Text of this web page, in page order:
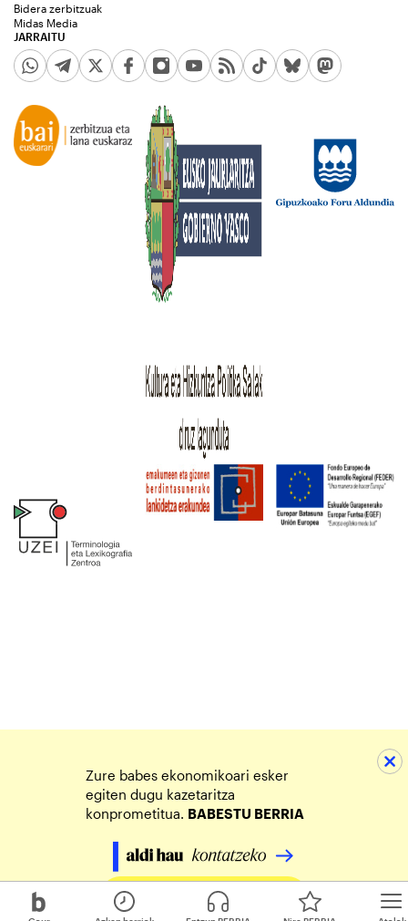
JARRAITU
Bidera zerbitzuak
Midas Media
Zure babes ekonomikoari esker
egiten dugu kazetaritza
konprometitua. BABESTU BERRIA
Egin zure ekarpena